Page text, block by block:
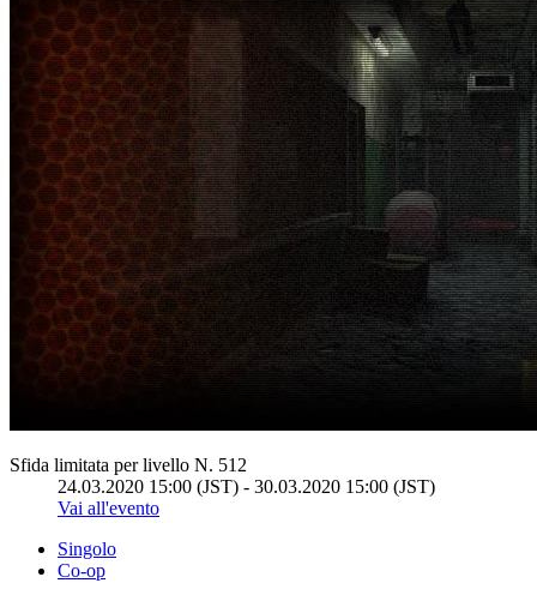
Sfida limitata per livello N. 512
24.03.2020 15:00 (JST) - 30.03.2020 15:00 (JST)
Vai all'evento
Singolo
Co-op